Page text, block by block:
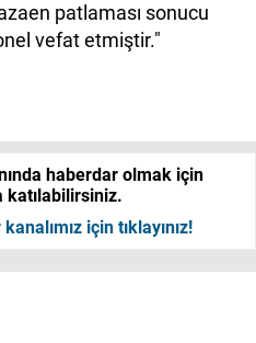
patlaması sonucu
vefat etmiştir."
haberdar olmak için
katılabilirsiniz.
için tıklayınız!